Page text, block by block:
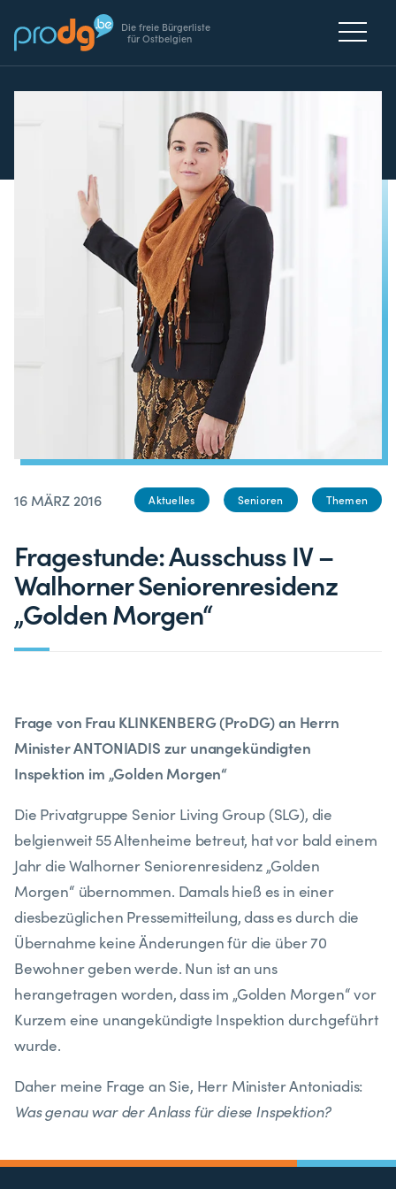
Die freie Bürgerliste
für Ostbelgien
16 MÄRZ 2016 Aktuelles Senioren Themen
Fragestunde: Ausschuss IV –
Walhorner Seniorenresidenz
„Golden Morgen“
Frage von Frau KLINKENBERG (ProDG) an Herrn
Minister ANTONIADIS zur unangekündigten
Inspektion im „Golden Morgen“
Die Privatgruppe Senior Living Group (SLG), die
belgienweit 55 Altenheime betreut, hat vor bald einem
Jahr die Walhorner Seniorenresidenz „Golden
Morgen“ übernommen. Damals hieß es in einer
diesbezüglichen Pressemitteilung, dass es durch die
Übernahme keine Änderungen für die über 70
Bewohner geben werde. Nun ist an uns
herangetragen worden, dass im „Golden Morgen“ vor
Kurzem eine unangekündigte Inspektion durchgeführt
wurde.
Daher meine Frage an Sie, Herr Minister Antoniadis:
Was genau war der Anlass für diese Inspektion?